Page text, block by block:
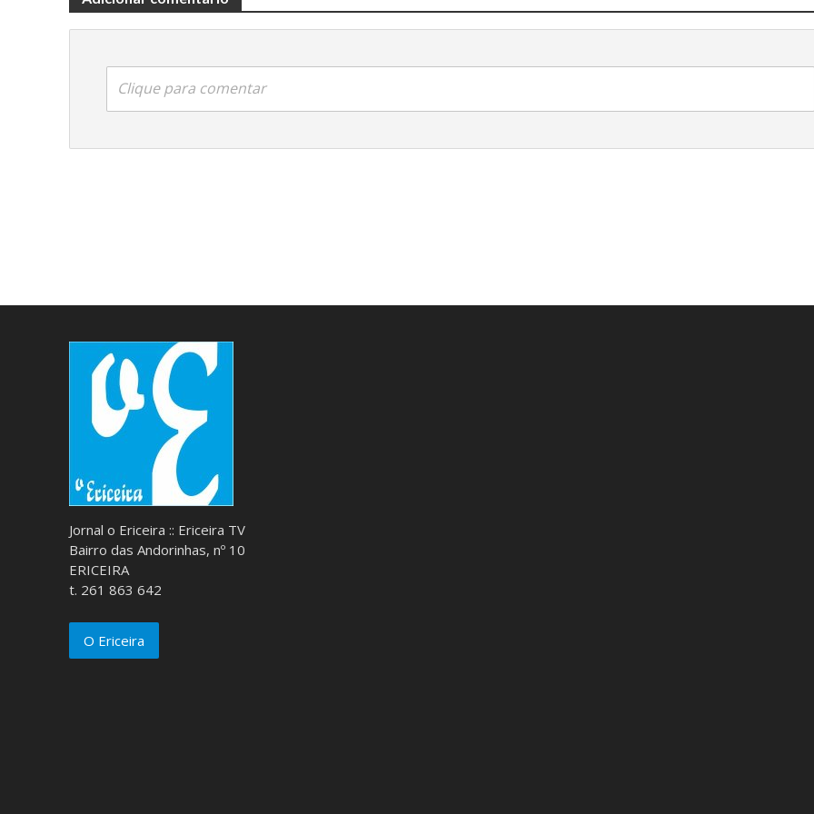
Clique para comentar
Jornal o Ericeira :: Ericeira TV
Bairro das Andorinhas, nº 10
ERICEIRA
t. 261 863 642
O Ericeira